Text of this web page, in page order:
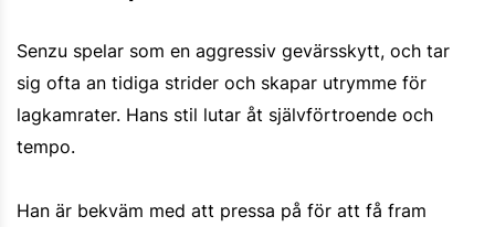
Senzu spelar som en aggressiv gevärsskytt, och tar
sig ofta an tidiga strider och skapar utrymme för
lagkamrater. Hans stil lutar åt självförtroende och
tempo.
Han är bekväm med att pressa på för att få fram